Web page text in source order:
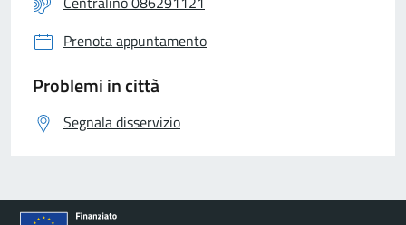
Prenota appuntamento
Problemi in città
Segnala disservizio